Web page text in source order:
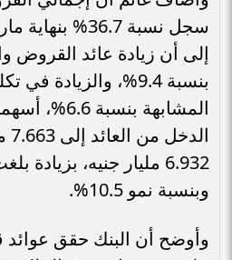
إلى أن زيادة عائد القروض
بنسبة 9.4%، والزيادة
المشابهة
وبنسبة نمو 10.5%.
وأوضح أن البنك حقق عوائد